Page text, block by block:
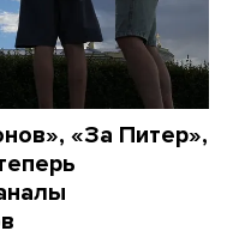
«За Питер»,